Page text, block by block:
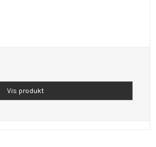
Vis produkt